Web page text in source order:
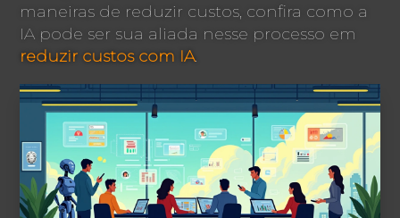
maneiras de reduzir custos, confira como a
IA pode ser sua aliada nesse processo em
reduzir custos com IA.